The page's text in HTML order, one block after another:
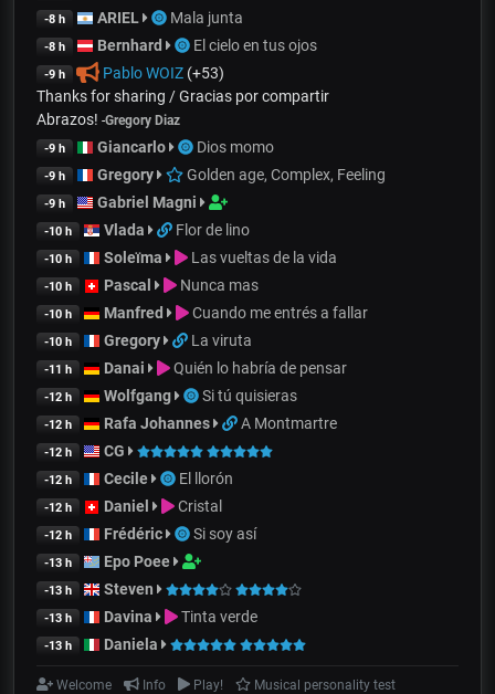
-8 h ARIEL Mala junta
-8 h Bernhard El cielo en tus ojos
-9 h Pablo WOIZ(+53)
Thanks for sharing / Gracias por compartir
Abrazos! -Gregory Diaz
-9 h Giancarlo Dios momo
-9 h Gregory Golden age, Complex, Feeling
-9 h Gabriel Magni
-10 h Vlada Flor de lino
-10 h Soleïma Las vueltas de la vida
-10 h Pascal Nunca mas
-10 h Manfred Cuando me entrés a fallar
-10 h Gregory La viruta
-11 h Danai Quién lo habría de pensar
-12 h Wolfgang Si tú quisieras
-12 h Rafa Johannes A Montmartre
-12 h CG
-12 h Cecile El llorón
-12 h Daniel Cristal
-12 h Frédéric Si soy así
-13 h Epo Poee
-13 h Steven
-13 h Davina Tinta verde
-13 h Daniela
Welcome Info Play!
Musical personality test